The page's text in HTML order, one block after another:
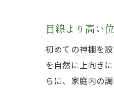
目線より高い
初めての神棚を
を自然に上向き
らに、家庭内の